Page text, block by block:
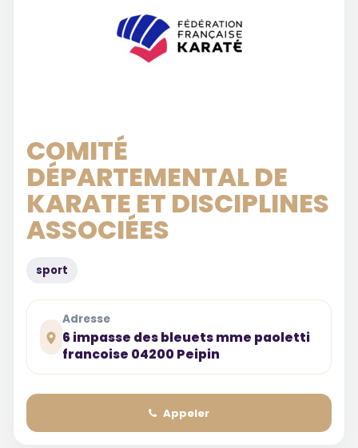
COMITÉ
DÉPARTEMENTAL DE
KARATE ET DISCIPLINES
ASSOCIÉES
sport
Adresse
6 impasse des bleuets mme paoletti
francoise 04200 Peipin
Appeler